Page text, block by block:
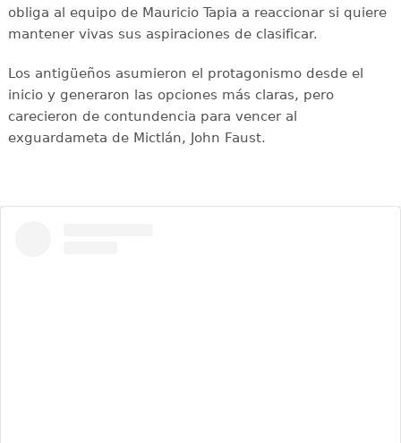
obliga al equipo de Mauricio Tapia a reaccionar si quiere
mantener vivas sus aspiraciones de clasificar.
Los antigüeños asumieron el protagonismo desde el
inicio y generaron las opciones más claras, pero
carecieron de contundencia para vencer al
exguardameta de Mictlán, John Faust.